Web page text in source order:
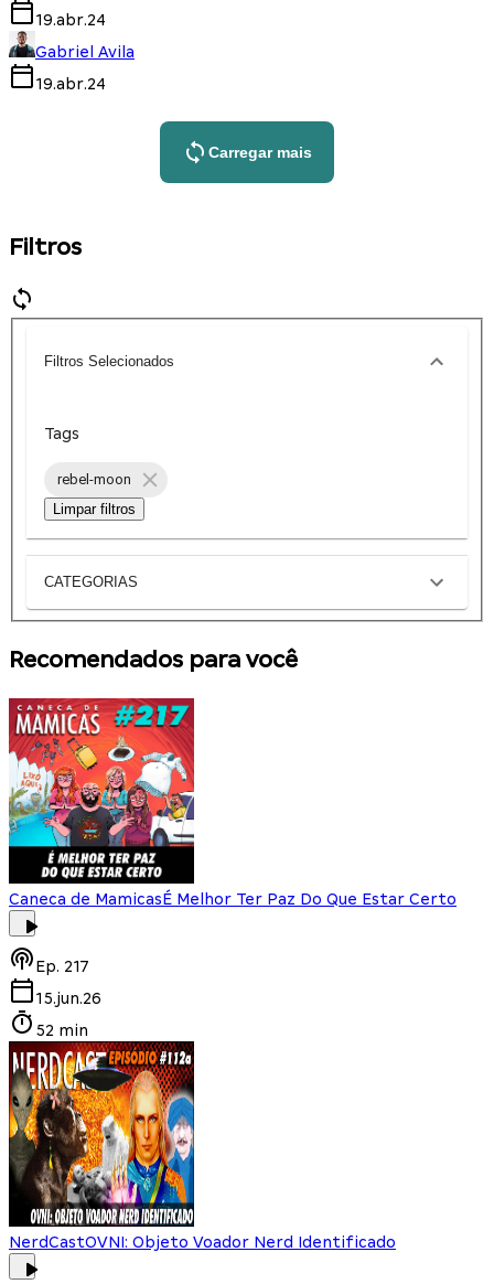
19.abr.24
Gabriel Avila
19.abr.24
Carregar mais
Filtros
Filtros Selecionados
Tags
rebel-moon
Limpar filtros
CATEGORIAS
Recomendados para você
Caneca de MamicasÉ Melhor Ter Paz Do Que Estar Certo
Ep. 217
15.jun.26
52 min
NerdCastOVNI: Objeto Voador Nerd Identificado